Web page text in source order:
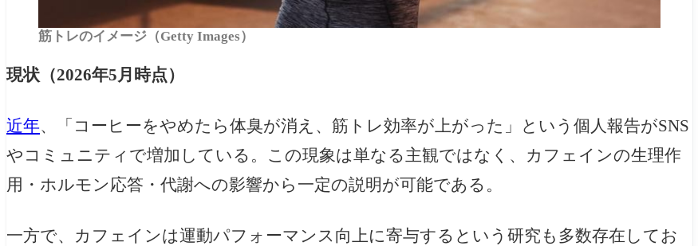
筋トレのイメージ（Getty Images）
現状（2026年5月時点）
近年、「コーヒーをやめたら体臭が消え、筋トレ効率が上がった」という個人報告がSNS
やコミュニティで増加している。この現象は単なる主観ではなく、カフェインの生理作
用・ホルモン応答・代謝への影響から一定の説明が可能である。
一方で、カフェインは運動パフォーマンス向上に寄与するという研究も多数存在してお